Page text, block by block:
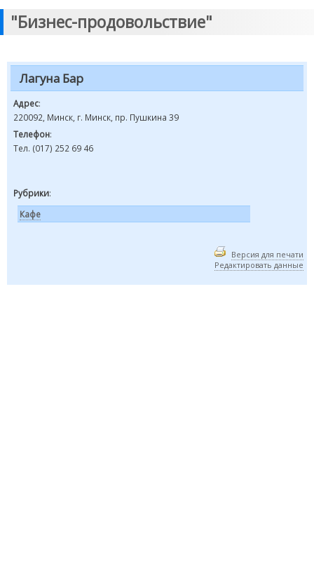
"Бизнес-продовольствие"
Лагуна Бар
Адрес:
220092, Минск, г. Минск, пр. Пушкина 39
Телефон:
Тел. (017) 252 69 46
Рубрики:
Кафе
Версия для печати
Редактировать данные